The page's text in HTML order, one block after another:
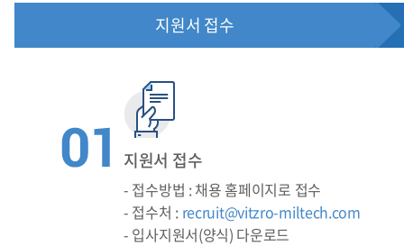
지원서 접수
지원서 접수
- 접수방법 : 채용 홈페이지로 접수
- 접수처 : recruit@vitzro-miltech.com
- 입사지원서(양식) 다운로드